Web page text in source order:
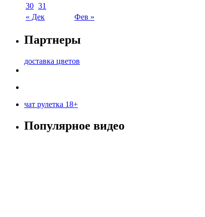
« Дек Фев »
30 31
Партнеры
доставка цветов
чат рулетка 18+
Популярное видео